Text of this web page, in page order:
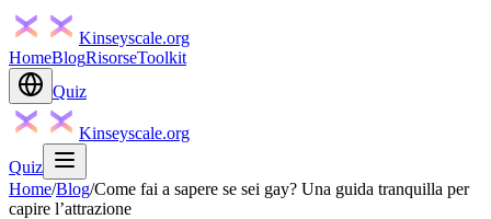
Kinseyscale.org
HomeBlogRisorseToolkit
Quiz
Kinseyscale.org
Quiz
Home/Blog/Come fai a sapere se sei gay? Una guida tranquilla per
capire l’attrazione